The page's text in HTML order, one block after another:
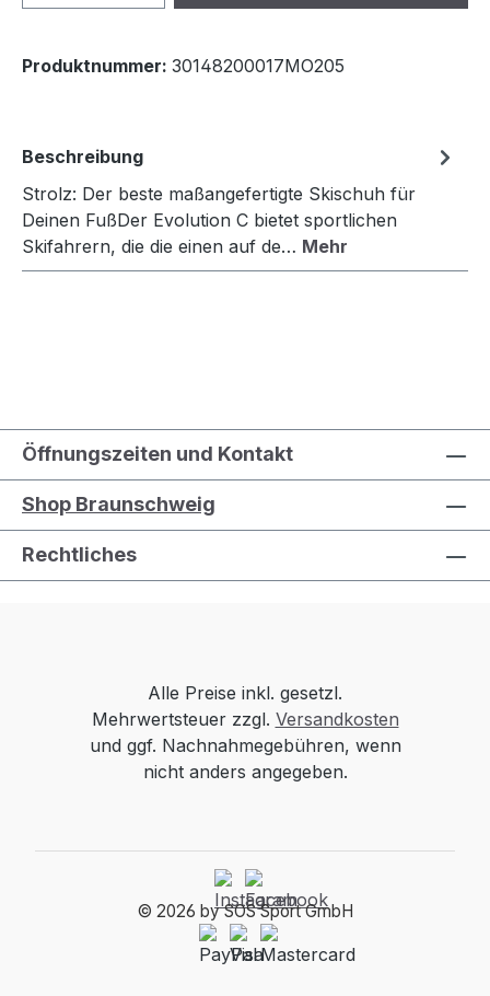
Produktnummer: 30148200017MO205
Beschreibung
Strolz: Der beste maßangefertigte Skischuh für
Deinen FußDer Evolution C bietet sportlichen
Skifahrern, die die einen auf de… Mehr
Öffnungszeiten und Kontakt
Shop Braunschweig
Rechtliches
Alle Preise inkl. gesetzl.
Mehrwertsteuer zzgl. Versandkosten
und ggf. Nachnahmegebühren, wenn
nicht anders angegeben.
© 2026 by SOS Sport GmbH